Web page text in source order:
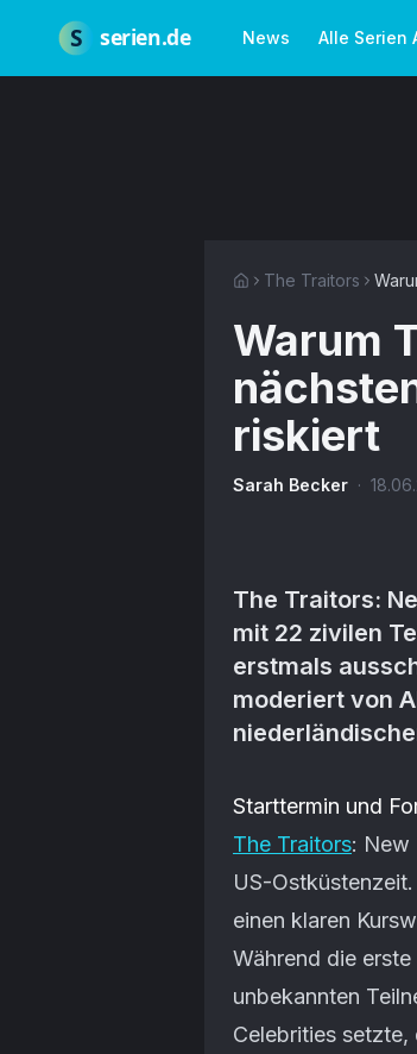
S serien.de News Alle Serien
The Traitors
Warum
riskiert
Sarah Becker ·
The Traitors:
mit 22 zivilen
erstmals
moderiert von
Artikel-Inhalt
Starttermin und
The Traitors: New
US-
einen klaren
Während die
unbekannten
Celebrities